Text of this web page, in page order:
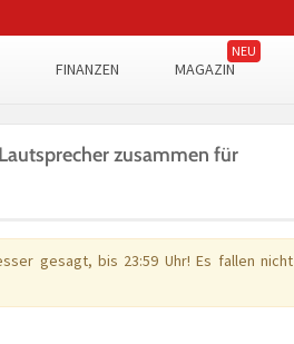
FINANZEN MAGAZIN
zusammen für
gesagt, bis 23:59 Uhr! Es fallen nicht